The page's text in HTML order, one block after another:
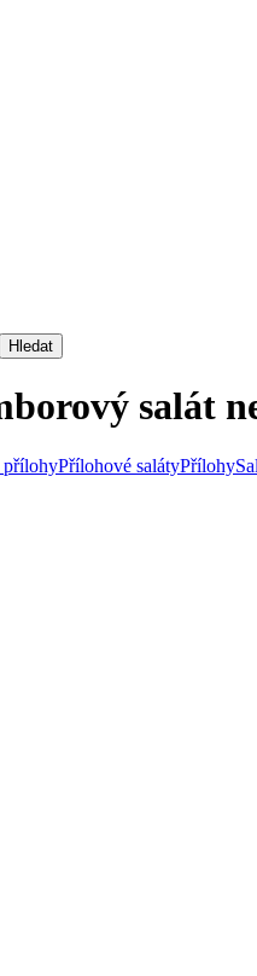
Hledat
salát
přílohyPřílohové salátyPřílohy